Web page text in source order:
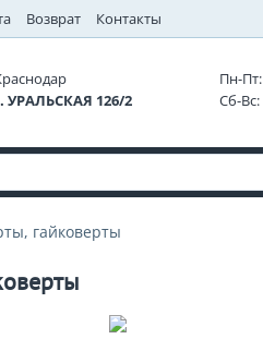
Возврат Контакты
УРАЛЬСКАЯ 126/2
Пн-Пт:
Сб-Вс:
гайковерты